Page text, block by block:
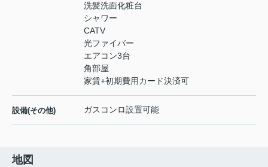
洗髪洗面化粧台
シャワー
CATV
光ファイバー
エアコン3台
角部屋
家賃+初期費用カード決済可
設備(その他) ガスコンロ設置可能
地図